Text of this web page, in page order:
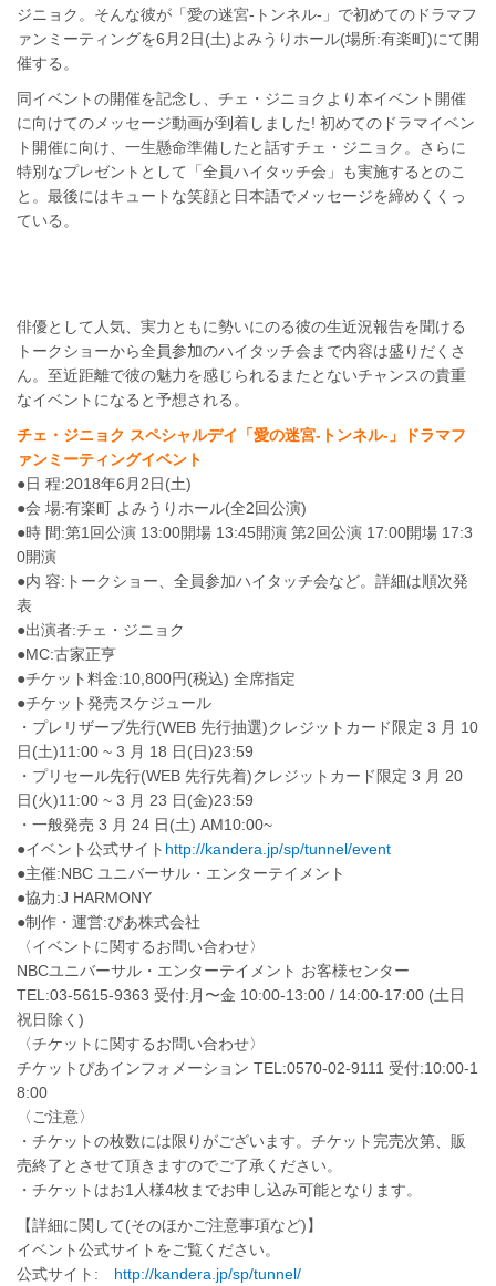
ジニョク。そんな彼が「愛の迷宮-トンネル-」で初めてのドラマフ
ァンミーティングを6月2日(土)よみうりホール(場所:有楽町)にて開
催する。
同イベントの開催を記念し、チェ・ジニョクより本イベント開催
に向けてのメッセージ動画が到着しました! 初めてのドラマイベン
ト開催に向け、一生懸命準備したと話すチェ・ジニョク。さらに
特別なプレゼントとして「全員ハイタッチ会」も実施するとのこ
と。最後にはキュートな笑顔と日本語でメッセージを締めくくっ
ている。
俳優として人気、実力ともに勢いにのる彼の生近況報告を聞ける
トークショーから全員参加のハイタッチ会まで内容は盛りだくさ
ん。至近距離で彼の魅力を感じられるまたとないチャンスの貴重
なイベントになると予想される。
チェ・ジニョク スペシャルデイ「愛の迷宮‐トンネル‐」ドラマフ
ァンミーティングイベント
●日 程:2018年6月2日(土)
●会 場:有楽町 よみうりホール(全2回公演)
●時 間:第1回公演 13:00開場 13:45開演 第2回公演 17:00開場 17:3
0開演
●内 容:トークショー、全員参加ハイタッチ会など。詳細は順次発
表
●出演者:チェ・ジニョク
●MC:古家正亨
●チケット料金:10,800円(税込) 全席指定
●チケット発売スケジュール
・プレリザーブ先行(WEB 先行抽選)クレジットカード限定 3 月 10
日(土)11:00 ~ 3 月 18 日(日)23:59
・プリセール先行(WEB 先行先着)クレジットカード限定 3 月 20
日(火)11:00 ~ 3 月 23 日(金)23:59
・一般発売 3 月 24 日(土) AM10:00~
●イベント公式サイト http://kandera.jp/sp/tunnel/event
●主催:NBC ユニバーサル・エンターテイメント
●協力:J HARMONY
●制作・運営:ぴあ株式会社
〈イベントに関するお問い合わせ〉
NBCユニバーサル・エンターテイメント お客様センター
TEL:03-5615-9363 受付:月〜金 10:00-13:00 / 14:00-17:00 (土日
祝日除く)
〈チケットに関するお問い合わせ〉
チケットぴあインフォメーション TEL:0570-02-9111 受付:10:00-1
8:00
〈ご注意〉
・チケットの枚数には限りがございます。チケット完売次第、販
売終了とさせて頂きますのでご了承ください。
・チケットはお1人様4枚までお申し込み可能となります。
【詳細に関して(そのほかご注意事項など)】
イベント公式サイトをご覧ください。
公式サイト: http://kandera.jp/sp/tunnel/